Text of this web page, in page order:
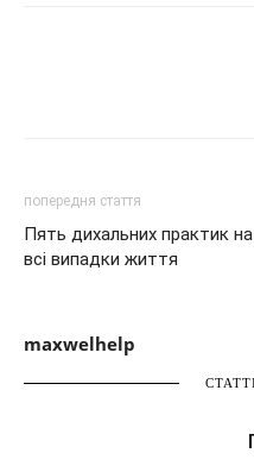
попередня стаття
Пять дихальних практик на
всі випадки життя
maxwelhelp